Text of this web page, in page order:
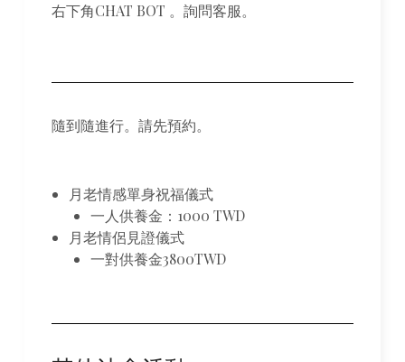
右下角CHAT BOT 。詢問客服。
隨到隨進行。請先預約。
月老情感單身祝福儀式
一人供養金：1000 TWD
月老情侶見證儀式
一對供養金3800TWD